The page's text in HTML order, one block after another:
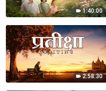
1:40:00
2:58:30